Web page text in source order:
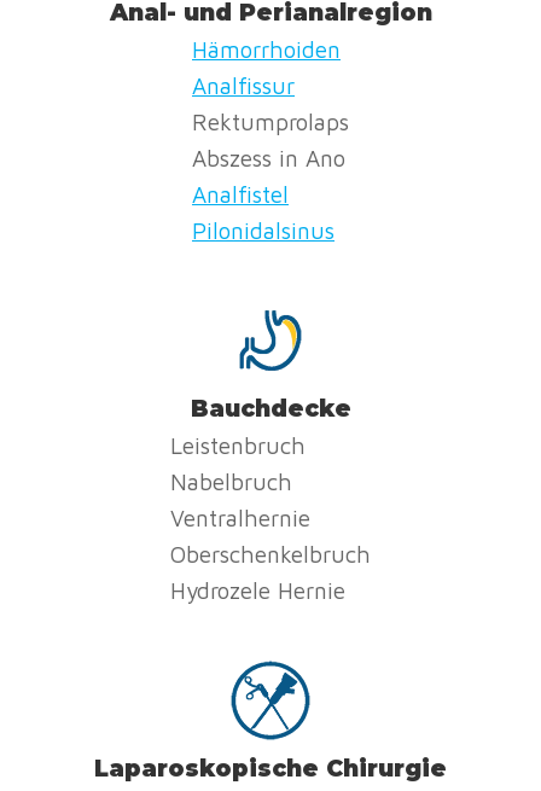
Anal- und Perianalregion
Hämorrhoiden
Analfissur
Rektumprolaps
Abszess in Ano
Analfistel
Pilonidalsinus
Bauchdecke
Leistenbruch
Nabelbruch
Ventralhernie
Oberschenkelbruch
Hydrozele Hernie
Laparoskopische Chirurgie